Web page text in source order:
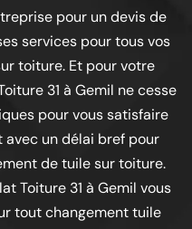
pour un devis de
services pour tous vos
toiture. Et pour votre
31 à Gemil ne cesse
pour vous satisfaire
un délai bref pour
de tuile sur toiture.
Toiture 31 à Gemil vous
tout changement tuile